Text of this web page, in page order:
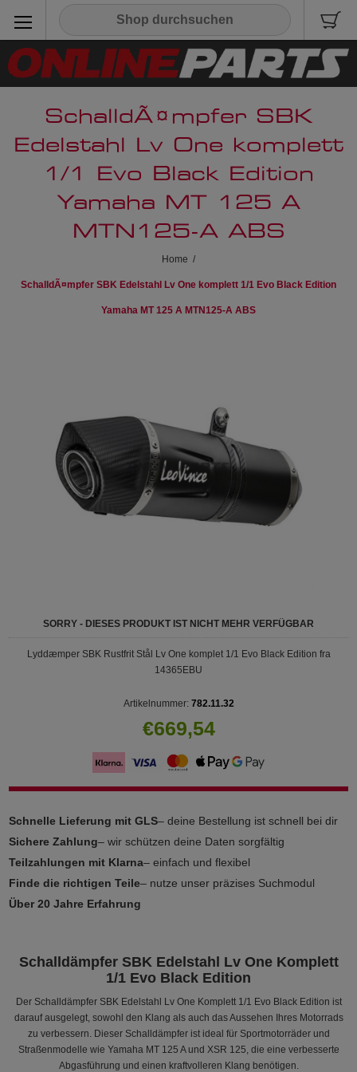
SchalldÃ¤mpfer SBK
Edelstahl Lv One komplett
1/1 Evo Black Edition
Yamaha MT 125 A
MTN125-A ABS
Home /
SchalldÃ¤mpfer SBK Edelstahl Lv One komplett 1/1 Evo Black Edition
Yamaha MT 125 A MTN125-A ABS
SORRY - DIESES PRODUKT IST NICHT MEHR VERFÜGBAR
Lyddæmper SBK Rustfrit Stål Lv One komplet 1/1 Evo Black Edition fra
14365EBU
Artikelnummer: 782.11.32
€669,54
Schnelle Lieferung mit GLS– deine Bestellung ist schnell bei dir
Sichere Zahlung– wir schützen deine Daten sorgfältig
Teilzahlungen mit Klarna– einfach und flexibel
Finde die richtigen Teile– nutze unser präzises Suchmodul
Über 20 Jahre Erfahrung
Schalldämpfer SBK Edelstahl Lv One Komplett
1/1 Evo Black Edition
Der Schalldämpfer SBK Edelstahl Lv One Komplett 1/1 Evo Black Edition ist
darauf ausgelegt, sowohl den Klang als auch das Aussehen Ihres Motorrads
zu verbessern. Dieser Schalldämpfer ist ideal für Sportmotorräder und
Straßenmodelle wie Yamaha MT 125 A und XSR 125, die eine verbesserte
Abgasführung und einen kraftvolleren Klang benötigen.